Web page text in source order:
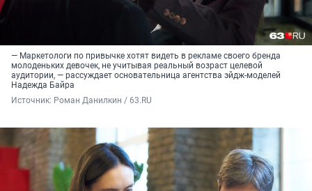
— Маркетологи по привычке хотят видеть в рекламе своего бренда
молоденьких девочек, не учитывая реальный возраст целевой
аудитории, — рассуждает основательница агентства эйдж-моделей
Надежда Байра
Источник: Роман Данилкин / 63.RU